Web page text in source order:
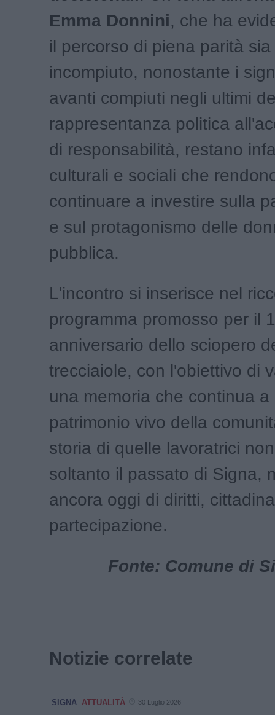
Emma Donnini, che ha
il percorso di piena parità
incompiuto, nonostante i
avanti compiuti negli ultimi
rappresentanza politica
di responsabilità, restano
culturali e sociali che
continuare a investire sulla
e sul protagonismo delle
pubblica.
L'incontro si inserisce nel
programma promosso per il
anniversario dello sciopero
trecciaiole, con l'obiettivo di
una memoria che continua a
patrimonio vivo della
storia di quelle lavoratrici
soltanto il passato di Signa,
ancora oggi di diritti,
partecipazione.
Fonte: Comune di
Notizie correlate
SIGNA ATTUALITÀ 30 Luglio 2026